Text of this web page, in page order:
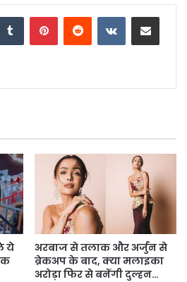
Tumblr PinterestReddit VKontakteShare via Email
ये
अरबाज से तलाक और अर्जुन से
ब्रेकअप के बाद, क्या मलाइका
अरोड़ा फिर से बनेंगी दुल्हन…